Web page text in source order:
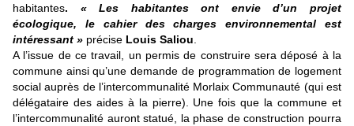
habitantes. « Les habitantes ont envie d’un projet
écologique, le cahier des charges environnemental est
intéressant » précise Louis Saliou
A l’issue de ce travail, un permis de construire sera déposé à la
commune ainsi qu’une demande de programmation de logement
social auprès de l’intercommunalité Morlaix Communauté (qui est
délégataire des aides à la pierre). Une fois que la commune et
l’intercommunalité auront statué, la phase de construction pourra